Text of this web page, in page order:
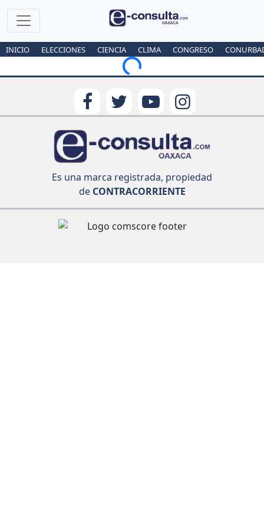
INICIO ELECCIONES CIENCIA CLIMA CONGRESO
Loading...
Es una marca registrada, propiedad
deCONTRACORRIENTE